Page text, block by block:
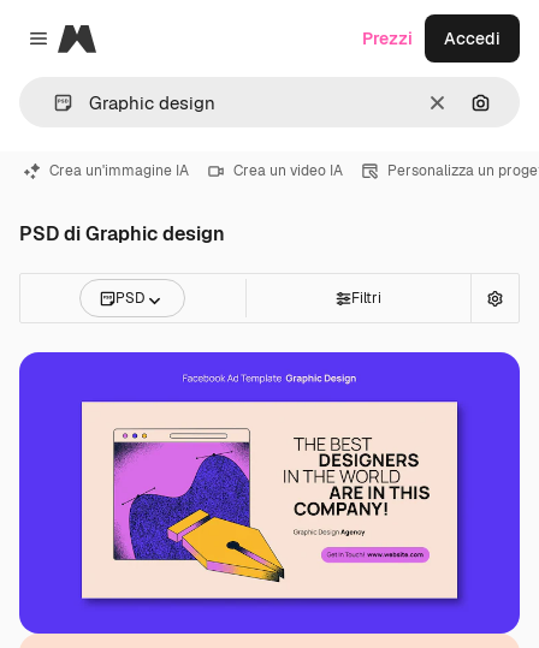
Close menu
Magnific
CancellaCerca
Prezzi Accedi
Crea un'immagine IA Crea un video IA Personalizza un
PSD di Graphic design
PSD Filtri